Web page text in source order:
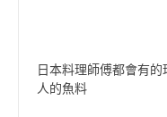
日本料理師傅都會有
人的魚料